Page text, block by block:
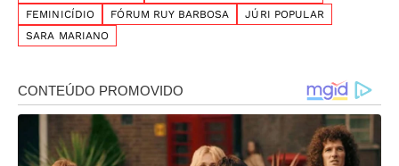
FEMINICÍDIO
FÓRUM RUY BARBOSA
JÚRI POPULAR
SARA MARIANO